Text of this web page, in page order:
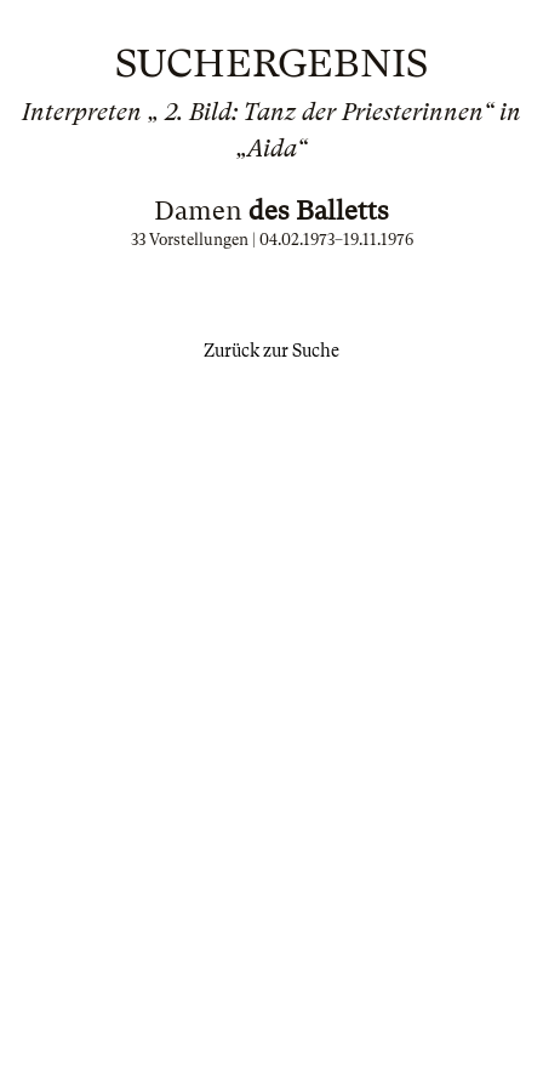
SUCHERGEBNIS
Interpreten „ 2. Bild: Tanz der Priesterinnen“ in
„Aida“
Damen des Balletts
33 Vorstellungen | 04.02.1973–19.11.1976
Zurück zur Suche